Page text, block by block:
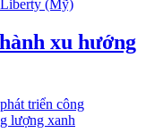
xu hướng